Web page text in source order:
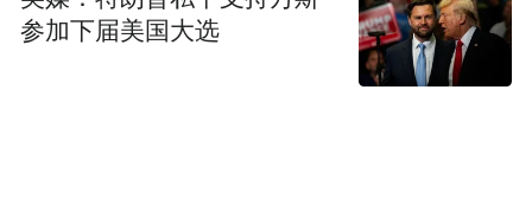
参加下届美国大选